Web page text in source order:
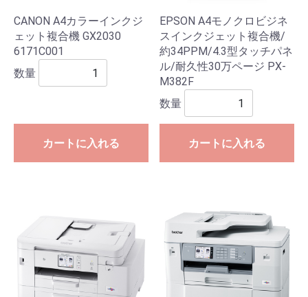
CANON A4カラーインクジ
ェット複合機 GX2030
6171C001
数量
カートに入れる
EPSON A4モノクロビジネ
スインクジェット複合機/
約34PPM/4.3型タッチパネ
ル/耐久性30万ページ PX-
M382F
数量
カートに入れる